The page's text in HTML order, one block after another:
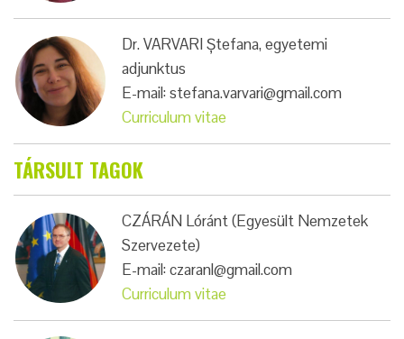
Dr. VARVARI Ștefana, egyetemi
adjunktus
E-mail: stefana.varvari@gmail.com
Curriculum vitae
TÁRSULT TAGOK
CZÁRÁN Lóránt (Egyesült Nemzetek
Szervezete)
E-mail: czaranl@gmail.com
Curriculum vitae